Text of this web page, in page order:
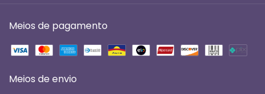
Meios de pagamento
Meios de envio